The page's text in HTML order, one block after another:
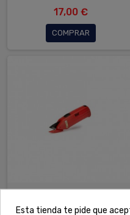
17,00 €
COMPRAR
Esta tienda te pide que